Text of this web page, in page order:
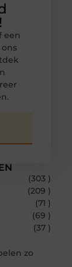
(303 )
(209 )
(71 )
(69 )
(37 )
zo
een